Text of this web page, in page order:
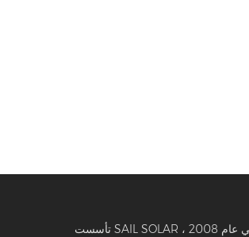
تأسست SAIL SOLAR في عام 2008 ،